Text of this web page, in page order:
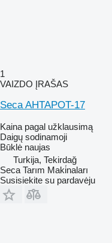
1
VAIZDO ĮRAŠAS
Seca AHTAPOT-17
Kaina pagal užklausimą
Daigų sodinamoji
Būklė naujas
Turkija, Tekirdağ
Seca Tarım Maki̇naları
Susisiekite su pardavėju